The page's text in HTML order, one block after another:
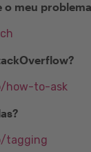
o meu
how-to-ask
tagging